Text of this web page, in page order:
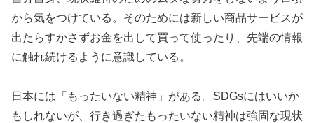
から気をつけている。そのためには新しい商品サービスが
出たらすかさずお金を出して買って使ったり、先端の情報
に触れ続けるように意識している。
日本には「もったいない精神」がある。SDGsにはいいか
もしれないが、行き過ぎたもったいない精神は強固な現状